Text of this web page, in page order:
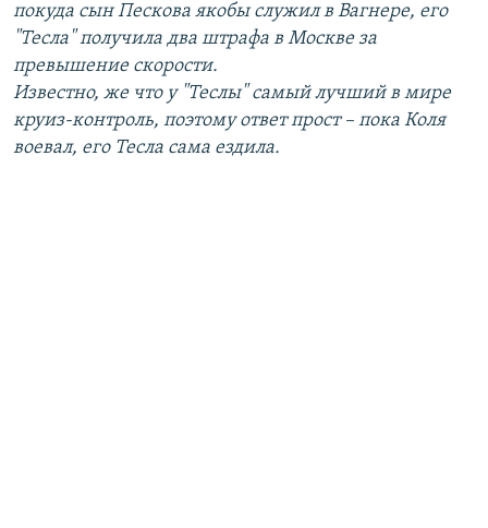
покуда сын Пескова якобы служил в Вагнере, его
"Тесла" получила два штрафа в Москве за
превышение скорости.
Известно, же что у "Теслы" самый лучший в мире
круиз-контроль, поэтому ответ прост – пока Коля
воевал, его Тесла сама ездила.